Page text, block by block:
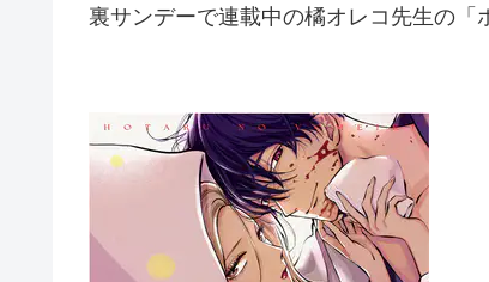
裏サンデーで連載中の橘オレコ先生の「